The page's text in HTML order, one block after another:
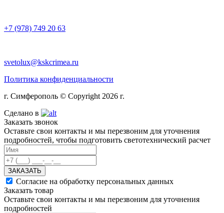
+7 (978) 749 20 63
svetolux@kskcrimea.ru
Политика конфиденциальности
г. Симферополь © Copyright 2026 г.
Сделано в
Заказать звонок
Оставьте свои контакты и мы перезвоним для уточнения
подробностей, чтобы подготовить светотехнический расчет
ЗАКАЗАТЬ
Согласие на обработку персональных данных
Заказать товар
Оставьте свои контакты и мы перезвоним для уточнения
подробностей